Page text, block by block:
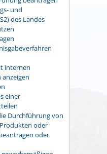
und
des Landes
internen
einer
Durchführung von
oder
oder